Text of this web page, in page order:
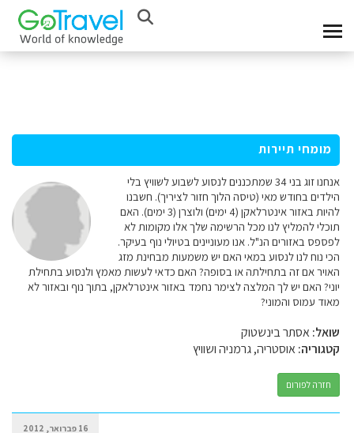
מומחי תיירות
אנחנו זוג בני 34 שמתכננים לנסוע לשבוע לשוויץ בלי
הילדים בחודש מאי (טיסה הלוך חזור לציריך). חשבנו
להיות באזור אינטרלאקן (4 ימים) ולוצרן (3 ימים). האם
תוכלי להמליץ לנו מכל הרשימה שלך אלו מקומות לא
לפספס באזורים הנ"ל. אנו מעוניינים בטיולי נוף בעיקר.
הכי נוח לנו לנסוע במאי האם יש משמעות מבחינת מזג
האויר אם זה בתחילתה או בסופה? האם כדאי לעשות מאמץ ולנסוע בתחילת
יוני? האם יש לך המלצה לצימר נחמד באזור אינטרלאקן, בתוך נוף ובאזור לא
מאוד עמוס והמוני?
שואל:אסתר בינשטוק
קטגוריה:אוסטריה, גרמניה ושוויץ
חזרה לפורום
16 פברואר, 2012